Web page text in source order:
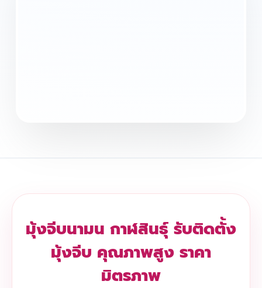
มุ้งจีบนามน กาฬสินธุ์ รับติดตั้ง
มุ้งจีบ คุณภาพสูง ราคา
มิตรภาพ